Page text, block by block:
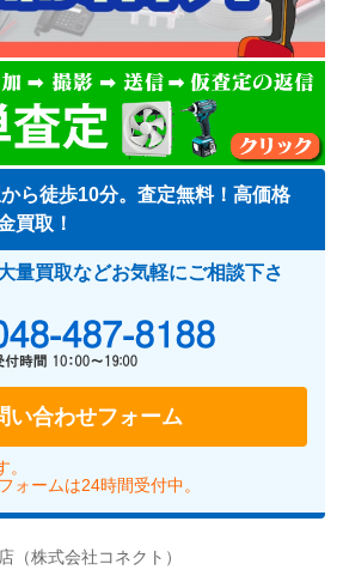
ら徒歩10分。査定無料！高価格
買取！
量買取などお気軽にご相談下さ
い合わせフォーム
ォームは24時間受付中。
株式会社コネクト）